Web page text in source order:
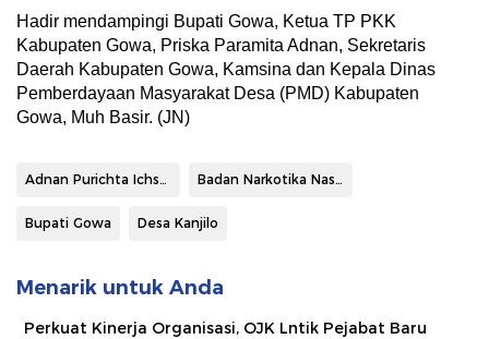
Hadir mendampingi Bupati Gowa, Ketua TP PKK
Kabupaten Gowa, Priska Paramita Adnan, Sekretaris
Daerah Kabupaten Gowa, Kamsina dan Kepala Dinas
Pemberdayaan Masyarakat Desa (PMD) Kabupaten
Gowa, Muh Basir. (JN)
Adnan Purichta Ichsan Badan Narkotika Nasional (BNN) Provinsi Sulawesi Selatan
Bupati Gowa Desa Kanjilo
Menarik untuk Anda
Perkuat Kinerja Organisasi, OJK Lntik Pejabat Baru